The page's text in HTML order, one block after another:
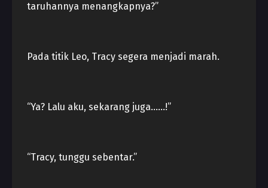
taruhannya menangkapnya?”
Pada titik Leo, Tracy segera menjadi marah.
“Ya? Lalu aku, sekarang juga……!”
“Tracy, tunggu sebentar.”